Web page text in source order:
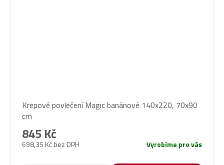
Krepové povlečení Magic banánové 140x220, 70x90
cm
698,35 Kč bez DPH
845 Kč
Vyrobíme pro vás